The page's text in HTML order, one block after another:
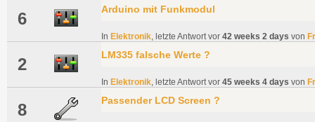
6 Arduino mit Funkmodul
In Elektronik, letzte Antwort vor 42 weeks 2 days von
2 LM335 falsche Werte ?
In Elektronik, letzte Antwort vor 45 weeks 4 days von
8 Passender LCD Screen ?